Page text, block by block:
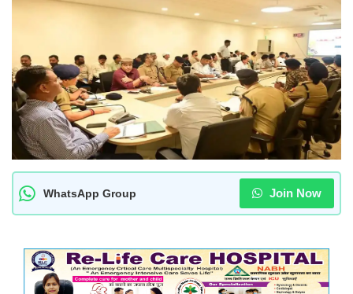
WhatsApp Group Join Now